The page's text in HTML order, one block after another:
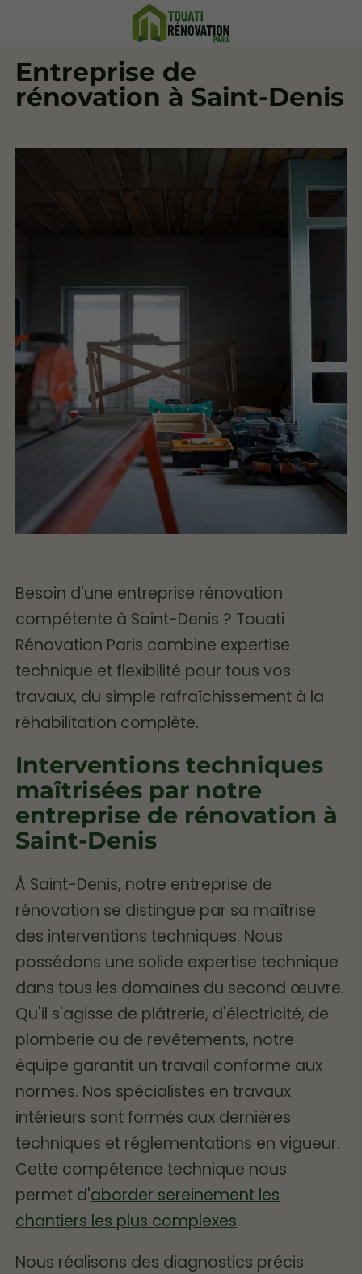
Entreprise de
rénovation à Saint-Denis
Besoin d'une entreprise rénovation
compétente à Saint-Denis ? Touati
Rénovation Paris combine expertise
technique et flexibilité pour tous vos
travaux, du simple rafraîchissement à la
réhabilitation complète.
Interventions techniques
maîtrisées par notre
entreprise de rénovation à
Saint-Denis
À Saint-Denis, notre entreprise de
rénovation se distingue par sa maîtrise
des interventions techniques. Nous
possédons une solide expertise technique
dans tous les domaines du second œuvre.
Qu'il s'agisse de plâtrerie, d'électricité, de
plomberie ou de revêtements, notre
équipe garantit un travail conforme aux
normes. Nos spécialistes en travaux
intérieurs sont formés aux dernières
techniques et réglementations en vigueur.
Cette compétence technique nous
permet d'aborder sereinement les
chantiers les plus complexes.
Nous réalisons des diagnostics précis